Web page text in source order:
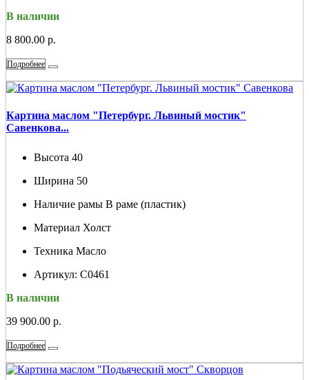
В наличии
8 800.00 р.
Подробнее
Картина маслом "Петербург. Львиный мостик"
Савенкова...
Высота 40
Ширина 50
Наличие рамы В раме (пластик)
Материал Холст
Техника Масло
Артикул: С0461
В наличии
39 900.00 р.
Подробнее